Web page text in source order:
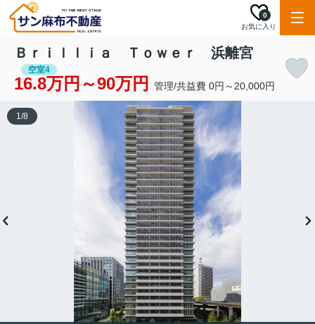
お気に入り
0
Ｂｒｉｌｌｉａ Ｔｏｗｅｒ 浜離宮
空室4
16.8万円～90万円 管理/共益費 0円～20,000円
1/8